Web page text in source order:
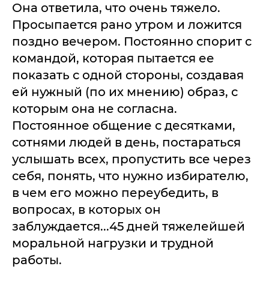
Она ответила, что очень тяжело.
Просыпается рано утром и ложится
поздно вечером. Постоянно спорит с
командой, которая пытается ее
показать с одной стороны, создавая
ей нужный (по их мнению) образ, с
которым она не согласна.
Постоянное общение с десятками,
сотнями людей в день, постараться
услышать всех, пропустить все через
себя, понять, что нужно избирателю,
в чем его можно переубедить, в
вопросах, в которых он
заблуждается...45 дней тяжелейшей
моральной нагрузки и трудной
работы.